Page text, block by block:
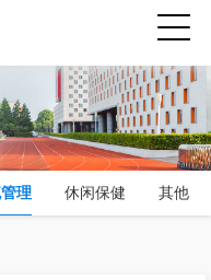
理 休闲保健 其他